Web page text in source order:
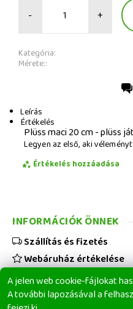
- +
Kategória:
Mérete::
Leírás
Értékelés
Plüss maci 20 cm - plüss
Legyen az első, aki
Értékelés hozzáadása
A jelen web cookie-fájlokat
A további lapozásával a
INFORMÁCIÓK ÖNNEK
Szállítás és fizetés
Webáruház értékelése
Viszonteladóknak
Üzleti feltételek